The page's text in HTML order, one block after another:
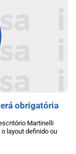
obrigatória
Martinelli
layout definido ou